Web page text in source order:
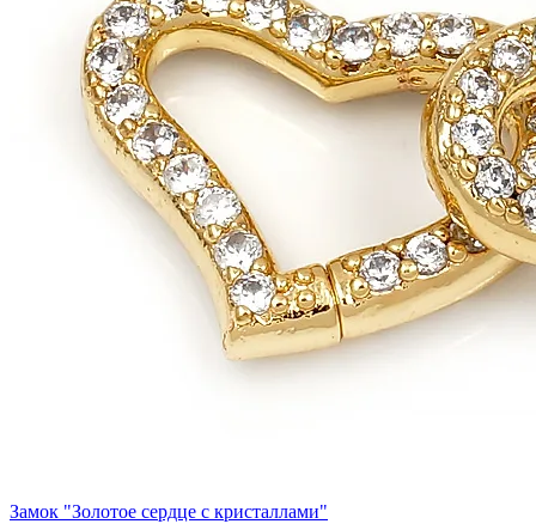
Замок "Золотое сердце с кристаллами"